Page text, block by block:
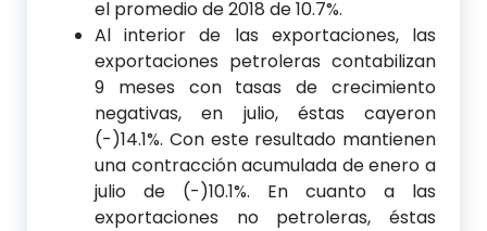
el promedio de 2018 de 10.7%.
Al interior de las exportaciones, las
exportaciones petroleras contabilizan
9 meses con tasas de crecimiento
negativas, en julio, éstas cayeron
(-)14.1%. Con este resultado mantienen
una contracción acumulada de enero a
julio de (-)10.1%. En cuanto a las
exportaciones no petroleras, éstas